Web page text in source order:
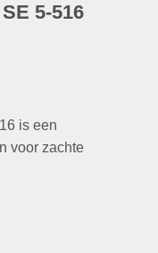
5-516
is een
voor zachte